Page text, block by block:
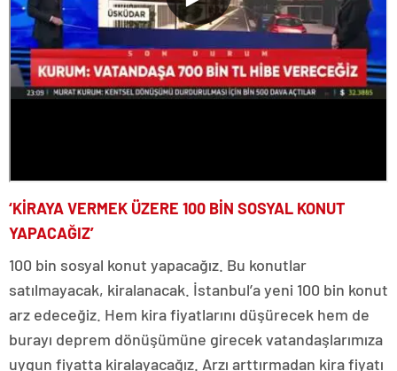
‘KİRAYA VERMEK ÜZERE 100 BİN SOSYAL KONUT
YAPACAĞIZ’
100 bin sosyal konut yapacağız. Bu konutlar
satılmayacak, kiralanacak. İstanbul’a yeni 100 bin konut
arz edeceğiz. Hem kira fiyatlarını düşürecek hem de
burayı deprem dönüşümüne girecek vatandaşlarımıza
uygun fiyatta kiralayacağız. Arzı arttırmadan kira fiyatı